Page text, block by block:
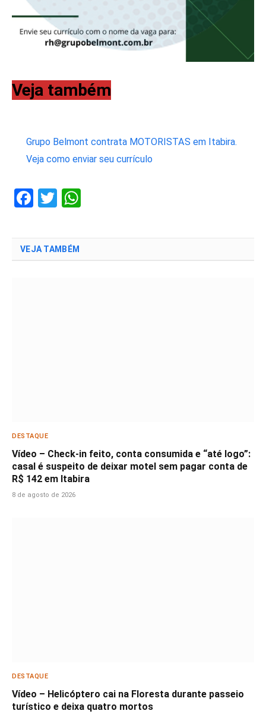
Veja também
Grupo Belmont contrata MOTORISTAS em Itabira.
Veja como enviar seu currículo
Facebook
Twitter
VEJA TAMBÉM
DESTAQUE
Vídeo – Check-in feito, conta consumida e “até logo”:
casal é suspeito de deixar motel sem pagar conta de
R$ 142 em Itabira
8 de agosto de 2026
DESTAQUE
Vídeo – Helicóptero cai na Floresta durante passeio
turístico e deixa quatro mortos